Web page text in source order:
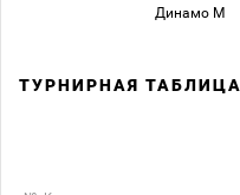
Динамо М
ТУРНИРНАЯ ТАБЛИЦА